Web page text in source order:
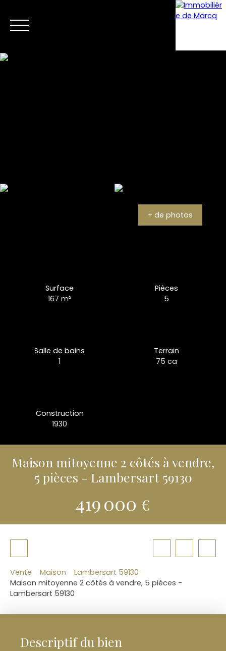
+ de photos
Surface
167m²
Pièces
5
Salle de bains
1
Terrain
75 ca
Construction
1930
Maison mitoyenne 2 côtés à vendre,
5 pièces - Lambersart 59130
419 000 €
Vente Maison
Lambersart 59130
Maison mitoyenne 2 côtés à vendre, 5 pièces -
Lambersart 59130
Descriptif du bien